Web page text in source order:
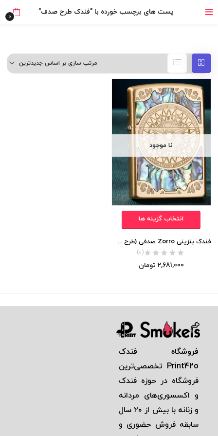
خرید قسطی با ترب‌پی
پست های برچسب خورده با "فندک طرح صدف" 0
مرتب سازی بر اساس جدیدترین
نا موجود
انتخاب گزینه ها
فندک بنزینی Zorro صدفی (طرح قطب نما) اورجینال
(0)
2,681,000 تومان
فروشگاه فندک
Print42o تخصصی‌ترين
فروشگاه در حوزه فندک
و اكسسوری‌های مردانه
و زنانه با بيش از ٢٠ سال
سابقه فروش حضوری و